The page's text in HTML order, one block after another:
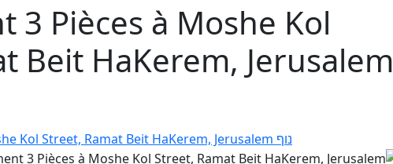
3 Pièces à Moshe Kol
Beit HaKerem, Jerusalem